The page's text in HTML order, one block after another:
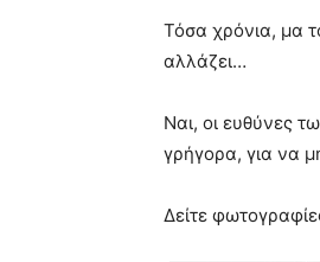
Τόσα χρόνια, μα
αλλάζει…
Ναι, οι ευθύνες
γρήγορα, για να
Δείτε